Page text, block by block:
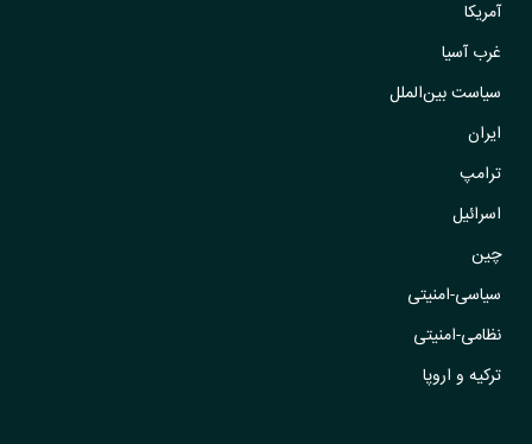
آمریکا
غرب آسیا
سیاست بین‌الملل
ایران
ترامپ
اسرائیل
چین
سیاسی-امنیتی
نظامی-امنیتی
ترکیه و اروپا